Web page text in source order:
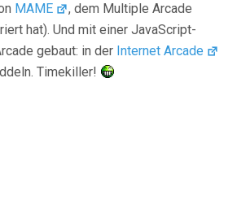
MAME
, dem Multiple Arcade
hat). Und mit einer JavaScript-
gebaut: in der Internet Arcade
Timekiller!